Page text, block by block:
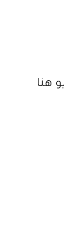
هنا